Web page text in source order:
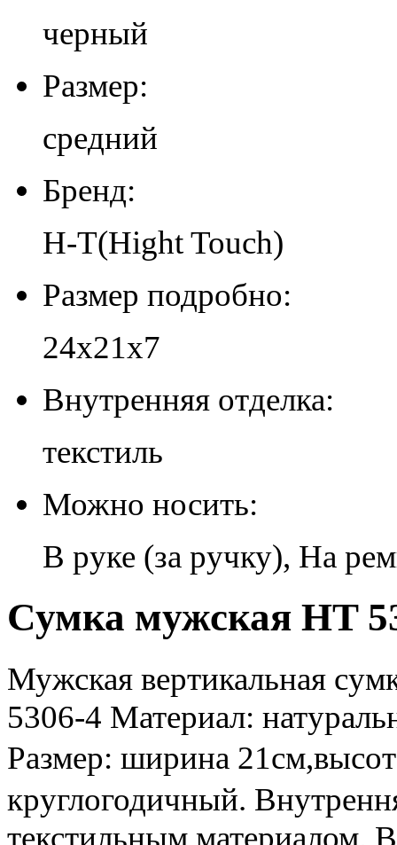
черный
Размер:
средний
Бренд:
H-T(Hight Touch)
Размер подробно:
24х21х7
Внутренняя отделка:
текстиль
Можно носить:
В руке (за ручку), На
Сумка мужская HT
Мужская вертикальная
5306-4 Материал:
Размер: ширина
круглогодичный.
текстильным материалом.